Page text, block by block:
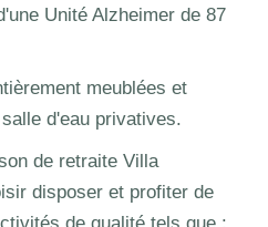
Unité Alzheimer de 87
meublées et
d'eau privatives.
de retraite Villa
disposer et profiter de